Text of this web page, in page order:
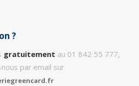
?
gratuitement au 01 842 55 777,
par email sur